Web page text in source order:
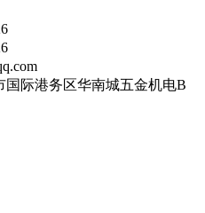
国际港务区华南城五金机电B